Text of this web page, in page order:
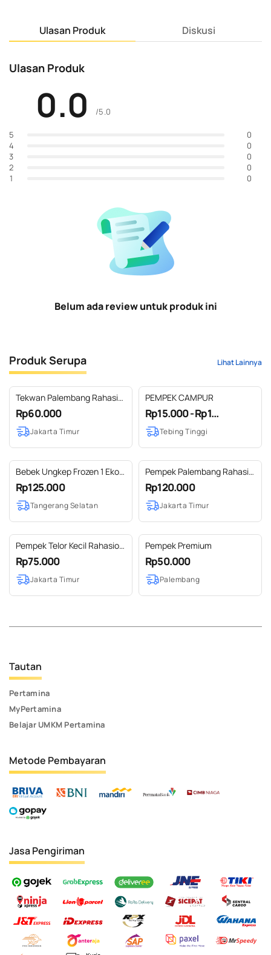
Ulasan Produk Diskusi
Ulasan Produk
0.0 /5.0
5
0
4
0
3
0
2
0
1
0
Belum ada review untuk produk ini
Produk Serupa Lihat Lainnya
Tekwan Palembang Rahasio
Emak Asli Ikan Tenggiri
Frozen/Beku Homemade
Rp60.000
Jakarta Timur
PEMPEK CAMPUR
Rp15.000 - Rp1...
Tebing Tinggi
Bebek Ungkep Frozen 1 Ekor
Free sambal dan kaldu
Rp125.000
Tangerang Selatan
Pempek Palembang Rahasio
Emak, Paket MA'il (Makan -
makan Kecil)
Rp120.000
Jakarta Timur
Pempek Telor Kecil Rahasio
Emak Ikan Tenggiri Frozen
(Asli Palembang)
Rp75.000
Jakarta Timur
Pempek Premium
Rp50.000
Palembang
Tautan
Pertamina
MyPertamina
Belajar UMKM Pertamina
Metode Pembayaran
Jasa Pengiriman